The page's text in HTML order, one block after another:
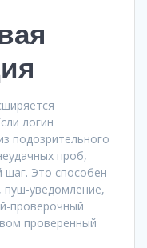
логин
подозрительного
проб,
шаг. Это способен
пуш-уведомление,
проверочный
проверенный